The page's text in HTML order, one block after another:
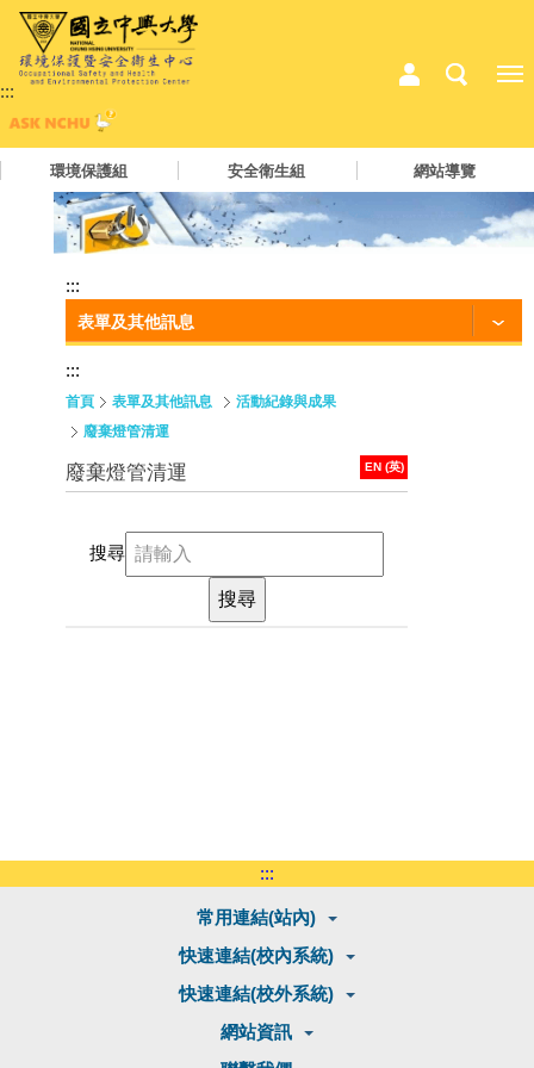
:::
環境保護組 安全衛生組 網站導覽
:::
表單及其他訊息
:::
首頁 表單及其他訊息
活動紀錄與成果
廢棄燈管清運
EN (英)
廢棄燈管清運
搜尋
:::
常用連結(站內)
快速連結(校內系統)
快速連結(校外系統)
網站資訊